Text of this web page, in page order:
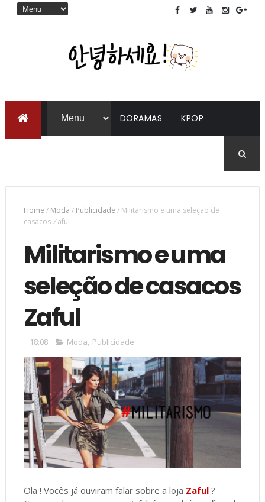
DORAMAS KPOP
Home / Moda / Publicidade / Militarismo e uma seleção de
casacos Zaful
Militarismo e uma
seleção de casacos
Zaful
18:08 Moda, Publicidade
Ola ! Vocês já ouviram falar sobre a loja Zaful?